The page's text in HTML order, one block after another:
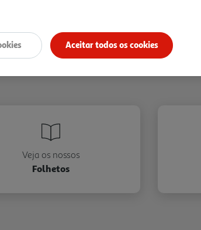
tentar de novo?
Veja os nossos
Folhetos
Aceitar todos os cookies